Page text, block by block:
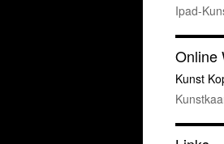
Ipad-
Online
Kunst